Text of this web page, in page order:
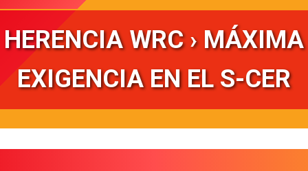
HERENCIA WRC › MÁXIMA
EXIGENCIA EN EL S-CER